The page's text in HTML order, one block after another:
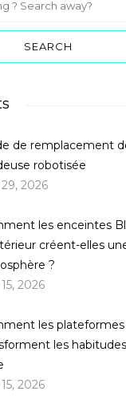
de remplacement
robotisée
2026
les enceintes
créent-elles
?
2026
les plateformes
les
2026